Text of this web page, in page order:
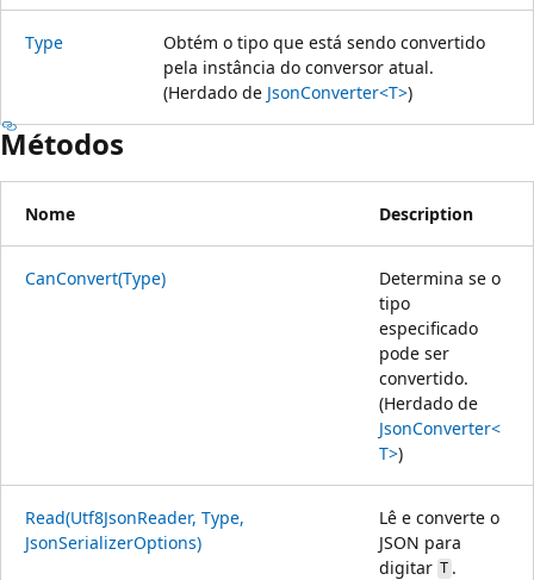
Type
Obtém o tipo que está sendo convertido
pela instância do conversor atual.
(Herdado de JsonConverter<T>)
Métodos
Nome Description
CanConvert(Type)
Determina se o
tipo
especificado
pode ser
convertido.
(Herdado de
JsonConverter<
T>)
Read(Utf8JsonReader, Type,
JsonSerializerOptions)
Lê e converte o
JSON para
digitar T.